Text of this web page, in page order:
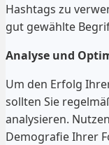
Hashtags zu
gut gewählte
Analyse und
Um den Erfolg
sollten Sie
analysieren.
Demografie Ihrer